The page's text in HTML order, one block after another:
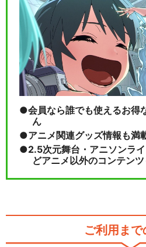
会員なら誰でも使えるお得
ん
アニメ関連グッズ情報も満
2.5次元舞台・アニソンラ
どアニメ以外のコンテン
ご利用ま